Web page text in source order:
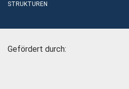
STRUKTUREN
Gefördert durch: